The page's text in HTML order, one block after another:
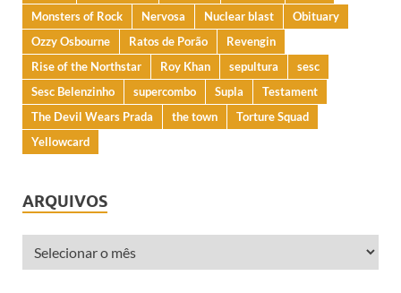
Monsters of Rock
Nervosa Nuclear blast
Obituary
Ozzy Osbourne
Ratos de Porão
Revengin
Rise of the Northstar
Roy Khan sepultura
sesc
Sesc Belenzinho
supercombo Supla
Testament
The Devil Wears Prada
the town
Torture Squad
Yellowcard
ARQUIVOS